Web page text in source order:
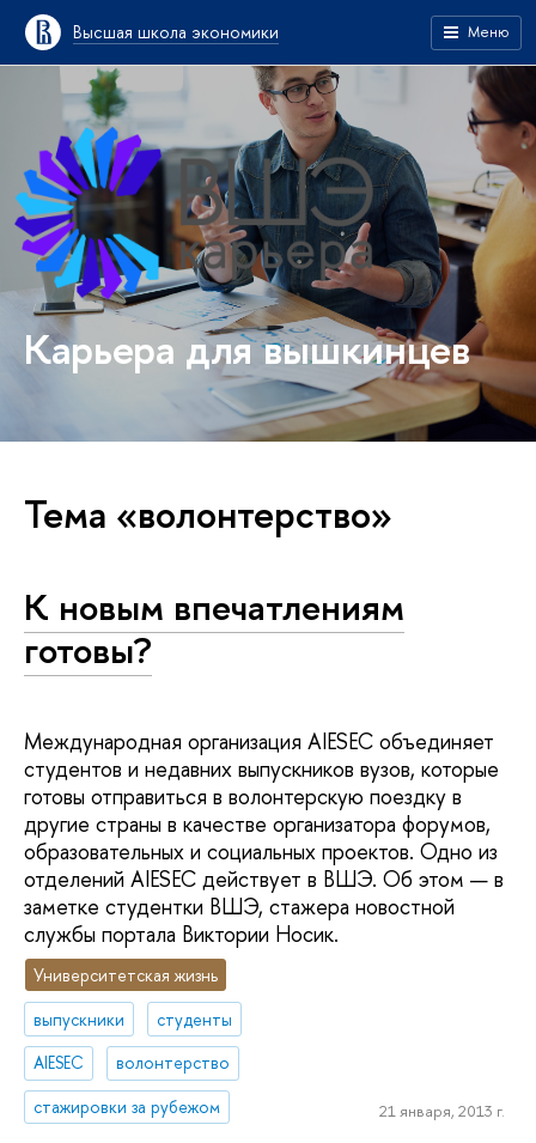
Высшая школа экономики Меню
Карьера для вышкинцев
Тема «волонтерство»
К новым впечатлениям
готовы?
Международная организация AIESEC объединяет
студентов и недавних выпускников вузов, которые
готовы отправиться в волонтерскую поездку в
другие страны в качестве организатора форумов,
образовательных и социальных проектов. Одно из
отделений AIESEC действует в ВШЭ. Об этом — в
заметке студентки ВШЭ, стажера новостной
службы портала Виктории Носик.
Университетская жизнь
выпускники
студенты
AIESEC
волонтерство
стажировки за рубежом
21 января, 2013 г.